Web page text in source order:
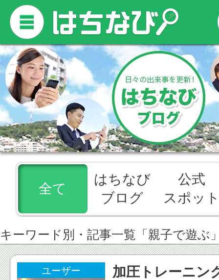
全て
はちなび
ブログ
公式
スポッ
キーワード別・記事一覧「親子で遊ぶ
ユーザー 加圧トレーニン